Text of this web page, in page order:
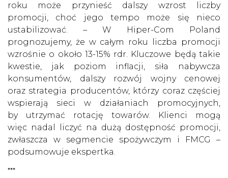
roku może przynieść dalszy wzrost liczby
promocji, choć jego tempo może się nieco
ustabilizować. – W Hiper-Com Poland
prognozujemy, że w całym roku liczba promocji
wzrośnie o około 13-15% rdr. Kluczowe będą takie
kwestie, jak poziom inflacji, siła nabywcza
konsumentów, dalszy rozwój wojny cenowej
oraz strategia producentów, którzy coraz częściej
wspierają sieci w działaniach promocyjnych,
by utrzymać rotację towarów. Klienci mogą
więc nadal liczyć na dużą dostępność promocji,
zwłaszcza w segmencie spożywczym i FMCG –
podsumowuje ekspertka.
***